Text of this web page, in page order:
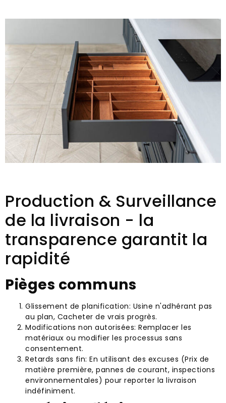
Production & Surveillance
de la livraison - la
transparence garantit la
rapidité
Pièges communs
Glissement de planification: Usine n'adhérant pas
au plan, Cacheter de vrais progrès.
Modifications non autorisées: Remplacer les
matériaux ou modifier les processus sans
consentement.
Retards sans fin: En utilisant des excuses (Prix ​​de
matière première, pannes de courant, inspections
environnementales) pour reporter la livraison
indéfiniment.